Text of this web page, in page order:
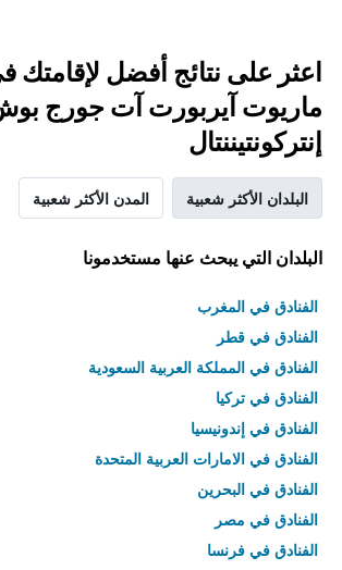
اعثر على نتائج أفضل
ماريوت آيربورت آت جورج
إنتركونتيننتال
البلدان الأكثر شعبية المدن الأكثر شعبية
البلدان التي يبحث عنها مستخدمونا
الفنادق في المغرب
الفنادق في قطر
الفنادق في المملكة العربية السعودية
الفنادق في تركيا
الفنادق في إندونيسيا
الفنادق في الامارات العربية المتحدة
الفنادق في البحرين
الفنادق في مصر
الفنادق في فرنسا